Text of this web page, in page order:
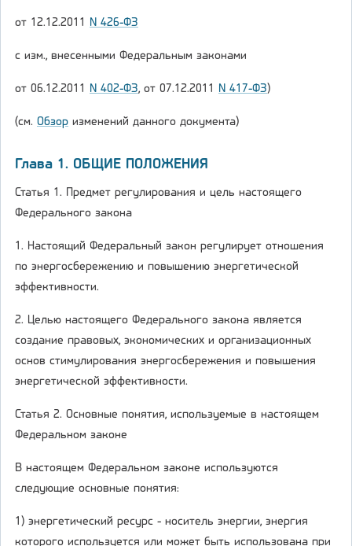
от 12.12.2011 N 426-ФЗ
с изм., внесенными Федеральным законами
от 06.12.2011 N 402-ФЗ, от 07.12.2011 N 417-ФЗ)
(см. Обзор изменений данного документа)
Глава 1. ОБЩИЕ ПОЛОЖЕНИЯ
Статья 1. Предмет регулирования и цель настоящего
Федерального закона
1. Настоящий Федеральный закон регулирует отношения
по энергосбережению и повышению энергетической
эффективности.
2. Целью настоящего Федерального закона является
создание правовых, экономических и организационных
основ стимулирования энергосбережения и повышения
энергетической эффективности.
Статья 2. Основные понятия, используемые в настоящем
Федеральном законе
В настоящем Федеральном законе используются
следующие основные понятия:
1) энергетический ресурс - носитель энергии, энергия
которого используется или может быть использована при